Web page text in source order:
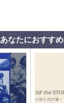
あなたにおすすめ